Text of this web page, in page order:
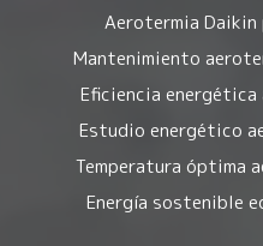
Aerotermia Daikin
Mantenimiento
Eficiencia energética
Estudio energético
Temperatura óptima
Energía sostenible